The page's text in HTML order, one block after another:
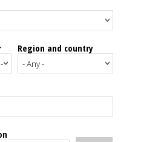
Region and country